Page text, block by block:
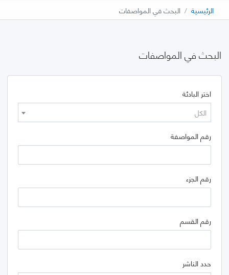
الرئيسية البحث في المواصفات
البحث في المواصفات
اختر البادئة
الكل
رقم المواصفة
رقم الجزء
رقم القسم
حدد الناشر